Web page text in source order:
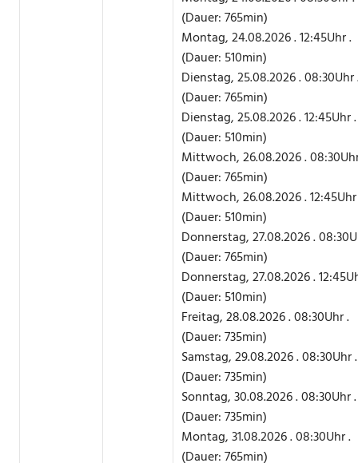
(Dauer: 765min)
Montag, 24.08.2026 . 12:45Uhr .
(Dauer: 510min)
Dienstag, 25.08.2026 . 08:30Uhr
(Dauer: 765min)
Dienstag, 25.08.2026 . 12:45Uhr .
(Dauer: 510min)
Mittwoch, 26.08.2026 .
(Dauer: 765min)
Mittwoch, 26.08.2026 .
(Dauer: 510min)
Donnerstag, 27.08.2026 .
(Dauer: 765min)
Donnerstag, 27.08.2026 .
(Dauer: 510min)
Freitag, 28.08.2026 . 08:30Uhr .
(Dauer: 735min)
Samstag, 29.08.2026 . 08:30Uhr .
(Dauer: 735min)
Sonntag, 30.08.2026 . 08:30Uhr .
(Dauer: 735min)
Montag, 31.08.2026 . 08:30Uhr .
(Dauer: 765min)